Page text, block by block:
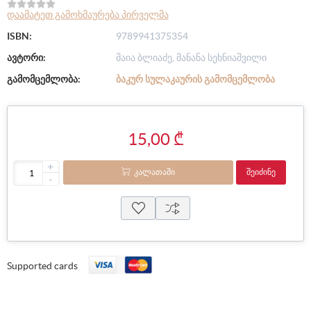
დაამატეთ გამოხმაურება პირველმა
ISBN:
9789941375354
ავტორი:
მაია ბლიაძე, მანანა სეხნიაშვილი
გამომცემლობა:
ᲑᲐᲙᲣᲠ ᲡᲣᲚᲐᲙᲐᲣᲠᲘᲡ ᲒᲐᲛᲝᲛᲪᲔᲛᲚᲝᲑᲐ
15,00 ₾
+
-
ᲙᲐᲚᲐᲗᲐᲨᲘ ᲨᲔᲘᲫᲘᲜᲔ
Supported cards